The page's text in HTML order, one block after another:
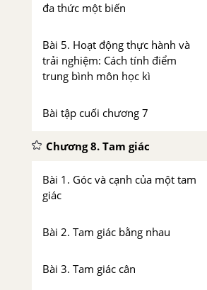
đa thức một biến
Bài 5. Hoạt động thực hành và
trải nghiệm: Cách tính điểm
trung bình môn học kì
Bài tập cuối chương 7
Chương 8. Tam giác
Bài 1. Góc và cạnh của một tam
giác
Bài 2. Tam giác bằng nhau
Bài 3. Tam giác cân